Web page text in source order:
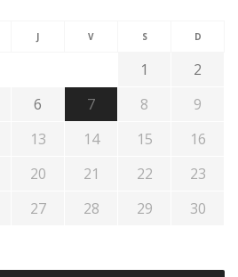
J V S D
1
2
6 7 8
9
13 14 15
16
20 21 22
23
27 28 29
30